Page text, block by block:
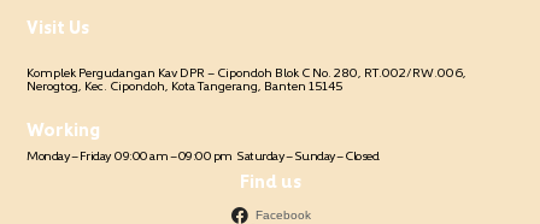
Visit Us
Komplek Pergudangan Kav DPR – Cipondoh Blok C No. 280, RT.002/RW.006,
Nerogtog, Kec. Cipondoh, Kota Tangerang, Banten 15145
Working
Monday – Friday 09:00 am – 09:00 pm Saturday – Sunday – Closed
Find us
Facebook